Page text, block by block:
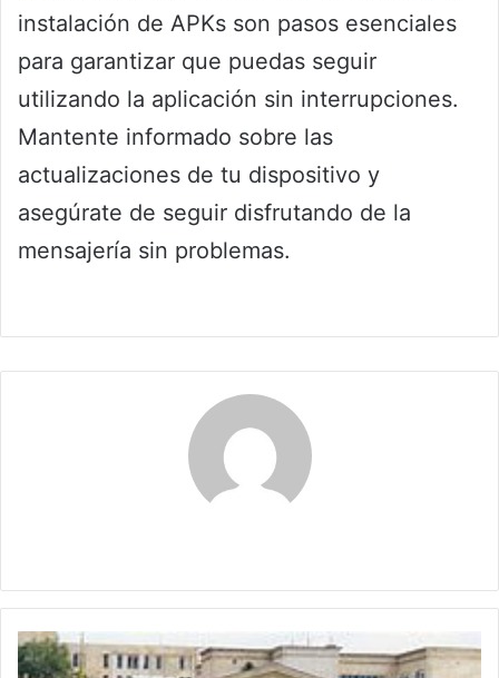
instalación de APKs son pasos esenciales
para garantizar que puedas seguir
utilizando la aplicación sin interrupciones.
Mantente informado sobre las
actualizaciones de tu dispositivo y
asegúrate de seguir disfrutando de la
mensajería sin problemas.
Vida,
el